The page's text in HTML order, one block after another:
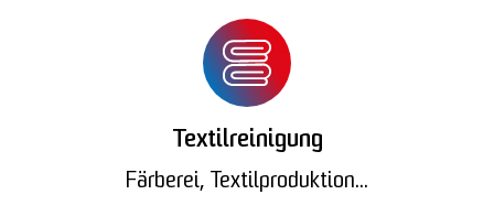
Textilreinigung
Färberei, Textilproduktion...